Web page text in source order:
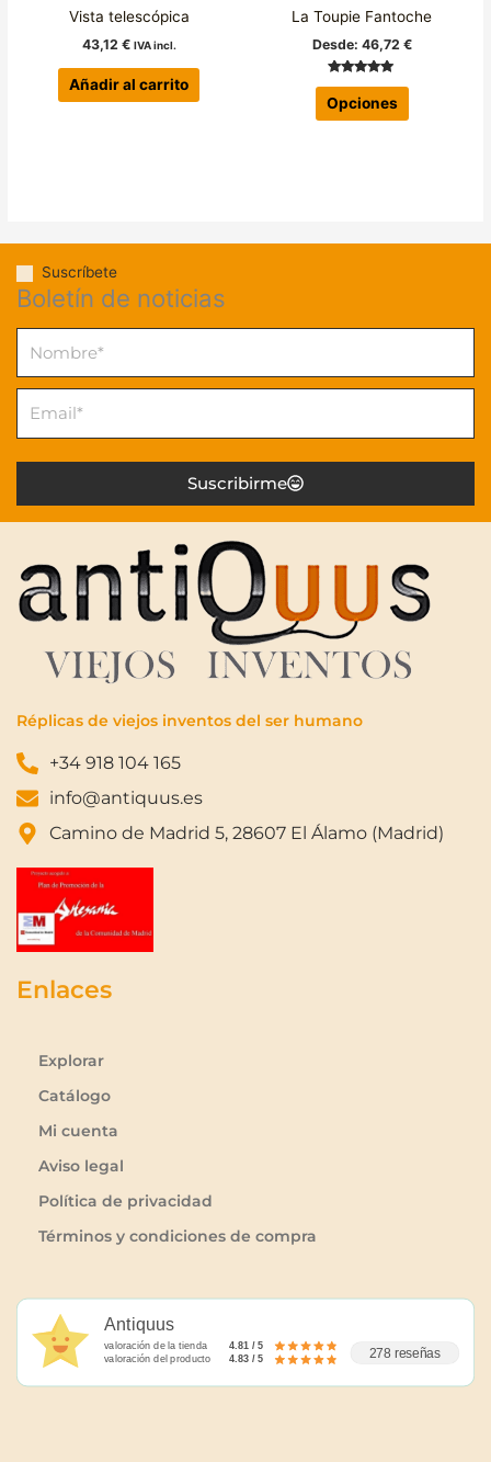
Vista telescópica
43,12 € IVA incl.
Añadir al carrito
La Toupie Fantoche
Desde: 46,72 €
Valorado con
5.00
de 5
Opciones
en
de
Suscríbete
Boletín de noticias
Suscribirme
Réplicas de viejos inventos del ser humano
+34 918 104 165
info@antiquus.es
Camino de Madrid 5, 28607 El Álamo (Madrid)
Enlaces
Explorar
Catálogo
Mi cuenta
Aviso legal
Política de privacidad
Términos y condiciones de compra
Antiquus
valoración de la tienda
4.81 / 5
valoración del producto
4.83 / 5 278 reseñas